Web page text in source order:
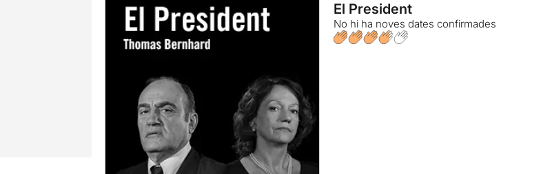
El President
No hi ha noves dates confirmades